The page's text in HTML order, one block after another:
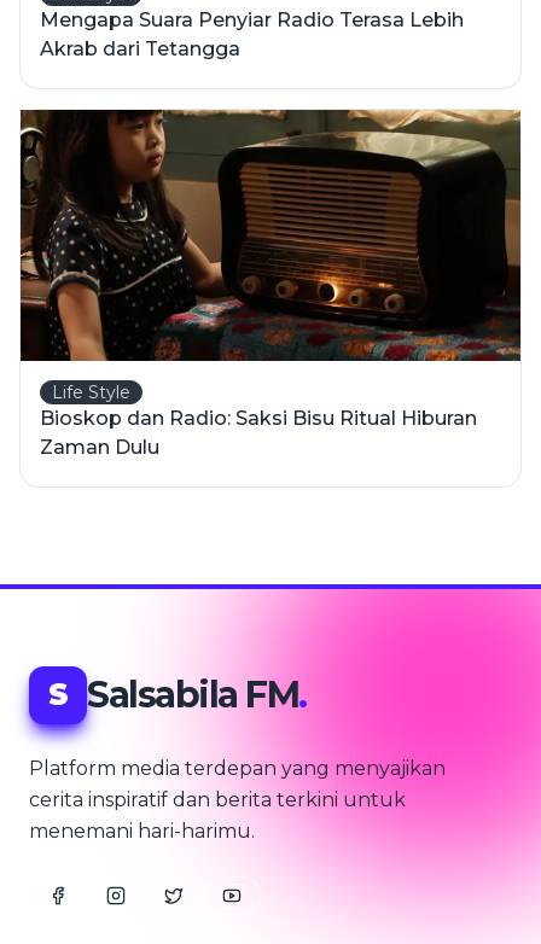
Mengapa Suara Penyiar Radio Terasa Lebih
Akrab dari Tetangga
Life Style
Bioskop dan Radio: Saksi Bisu Ritual Hiburan
Zaman Dulu
S Salsabila FM.
Platform media terdepan yang menyajikan
cerita inspiratif dan berita terkini untuk
menemani hari-harimu.